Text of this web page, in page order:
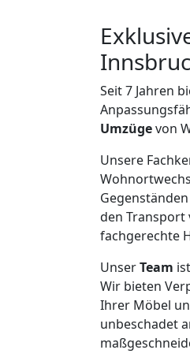
Seit 7 Jahren
Umzügevon
Unsere
den Transport
fachgerechte
UnserTeam
Wir bieten
Ihrer Möbel
unbeschadet